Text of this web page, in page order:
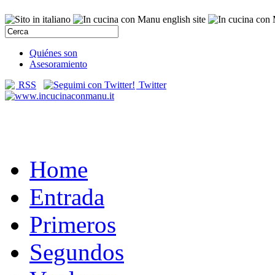
Quiénes son
Asesoramiento
RSS
Twitter
Home
Entrada
Primeros
Segundos